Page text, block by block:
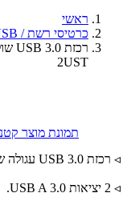
ראשי
כרטיסי רשת / USB
2UST
◃ רכזת 3.0 USB עגולה שולחני.
◃ 2 יציאות USB A 3.0.